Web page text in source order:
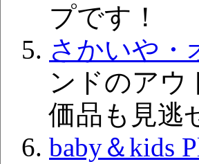
プです！
さかいや・
ンドのアウ
価品も見逃
baby＆kids